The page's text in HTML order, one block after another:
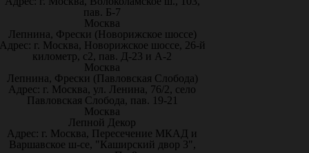
пав. Б-7
Москва
Лепнина, Фрески (Новорижское шоссе)
г. Москва, Новорижское шоссе, 26-й
километр, с2, пав. Д-23 и А-2
Москва
Лепнина, Фрески (Павловская Слобода)
Адрес: г. Москва, ул. Ленина, 76/2, село
Павловская Слобода, пав. 19-21
Москва
Лепной Декор
Адрес: г. Москва, Пересечение МКАД и
Варшавское ш-се, "Каширский двор 3",